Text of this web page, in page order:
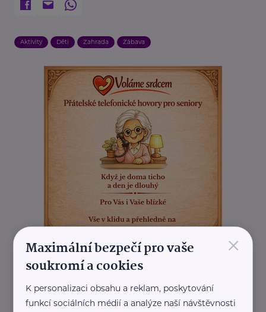
Aktivity Děti Zahrada Zábava
REKLAMA ×
Maximální bezpečí pro vaše
soukromí a cookies
K personalizaci obsahu a reklam, poskytování
funkcí sociálních médií a analýze naší návštěvnosti